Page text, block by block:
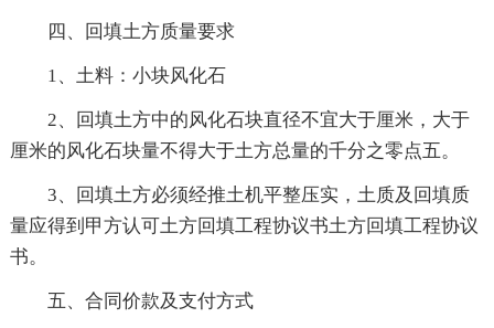
四、回填土方质量要求
1、土料：小块风化石
2、回填土方中的风化石块直径不宜大于厘米，大于
厘米的风化石块量不得大于土方总量的千分之零点五。
3、回填土方必须经推土机平整压实，土质及回填质
量应得到甲方认可土方回填工程协议书土方回填工程协议
书。
五、合同价款及支付方式